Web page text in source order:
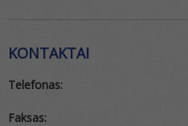
KONTAKTAI
Telefonas:
Faksas: